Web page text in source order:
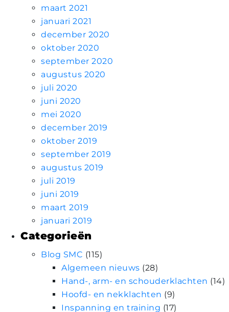
maart 2021
januari 2021
december 2020
oktober 2020
september 2020
augustus 2020
juli 2020
juni 2020
mei 2020
december 2019
oktober 2019
september 2019
augustus 2019
juli 2019
juni 2019
maart 2019
januari 2019
Categorieën
Blog SMC (115)
Algemeen nieuws (28)
Hand-, arm- en schouderklachten (14)
Hoofd- en nekklachten (9)
Inspanning en training (17)